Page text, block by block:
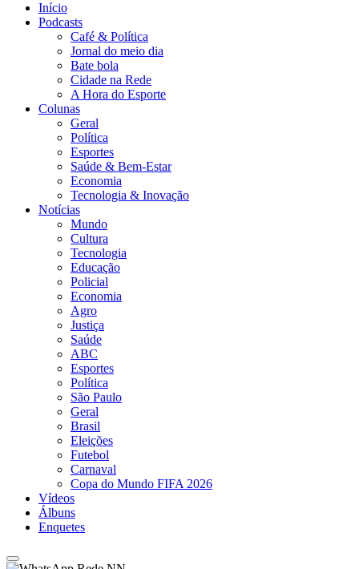
Início
Podcasts
Café & Política
Jornal do meio dia
Bate bola
Cidade na Rede
A Hora do Esporte
Colunas
Geral
Política
Esportes
Saúde & Bem-Estar
Economia
Tecnologia & Inovação
Notícias
Mundo
Cultura
Tecnologia
Educação
Policial
Economia
Agro
Justiça
Saúde
ABC
Esportes
Política
São Paulo
Geral
Brasil
Eleições
Futebol
Carnaval
Copa do Mundo FIFA 2026
Vídeos
Álbuns
Enquetes